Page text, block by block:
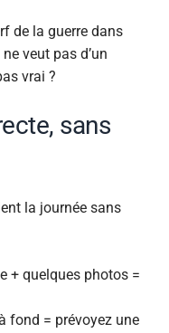
de la guerre dans
veut pas d’un
vrai ?
sans
la journée sans
+ quelques photos =
fond = prévoyez une